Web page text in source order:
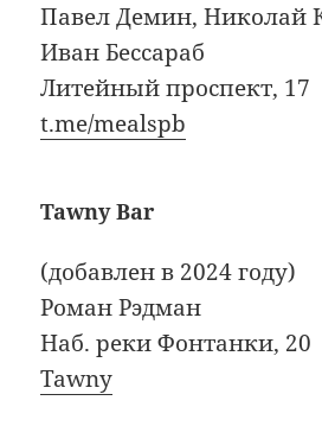
Павел Демин, Николай
Иван Бессараб
Литейный проспект, 17
t.me/mealspb
Tawny Bar
(добавлен в 2024 году)
Роман Рэдман
Наб. реки Фонтанки, 20
Tawny